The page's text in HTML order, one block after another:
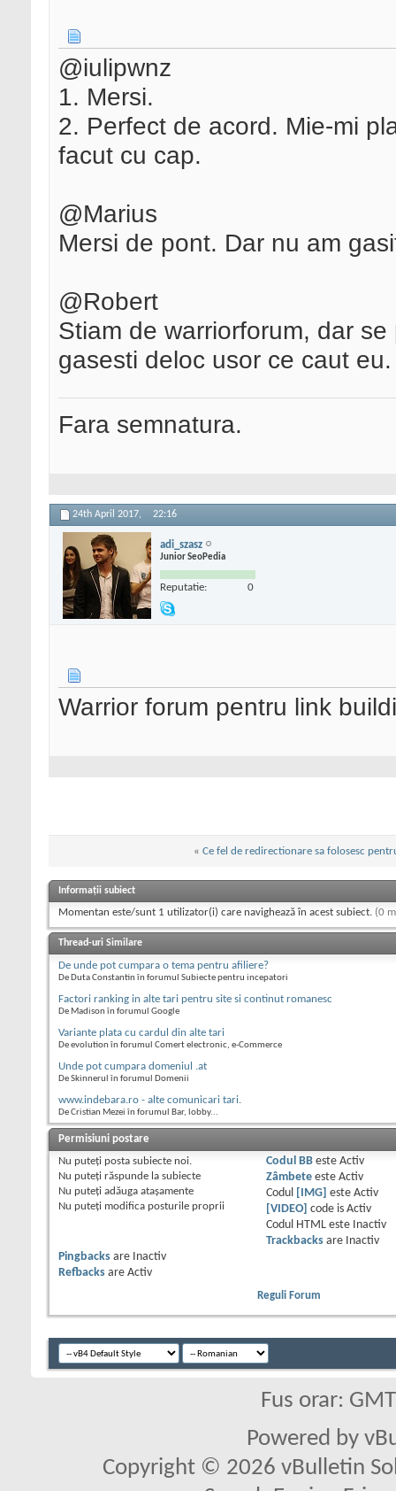
@iulipwnz
1. Mersi.
2. Perfect de acord. Mie-mi
facut cu cap.
@Marius
Mersi de pont. Dar nu am
@Robert
Stiam de warriorforum, dar
gasesti deloc usor ce caut
Fara semnatura.
24th April 2017, 22:16
adi_szasz
Junior SeoPedia
Reputatie: 0
Warrior forum pentru link
« Ce fel de redirectionare sa folosesc
Informații subiect
Momentan este/sunt 1 utilizator(i) care navighează în acest subiect. (0
Thread-uri Similare
De unde pot cumpara o tema pentru afiliere?
De Duta Constantin în forumul Subiecte pentru incepatori
Factori ranking in alte tari pentru site si continut romanesc
De Madison în forumul Google
Variante plata cu cardul din alte tari
De evolution în forumul Comert electronic, e-Commerce
Unde pot cumpara domeniul .at
De Skinnerul în forumul Domenii
www.indebara.ro - alte comunicari tari.
De Cristian Mezei în forumul Bar, lobby...
Permisiuni postare
Nu puteţi posta subiecte noi.
Nu puteţi răspunde la subiecte
Nu puteţi adăuga ataşamente
Nu puteţi modifica posturile proprii
Codul BBeste Activ
Zâmbeteeste Activ
Codul
[IMG] este Activ
[VIDEO] code is Activ
Codul HTML este
Inactiv
Trackbacksare
Inactiv
Pingbacks are
Inactiv
Refbacks are Activ
Reguli Forum
Fus orar:
Powered by
Copyright © 2026 vBulletin